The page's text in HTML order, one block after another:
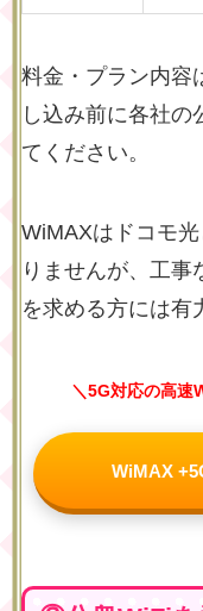
料金・プラン内容
し込み前に各社の
てください。
WiMAXはドコモ
りませんが、工
を求める方には有
＼5G対応の高速
WiMAX